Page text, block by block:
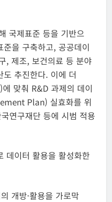
국제표준 등을 기반으
준을 구축하고, 공공데이
, 제조, 보건의료 등 분야
도 추진한다. 이에 더
맞춰 R&D 과제의 데이
Plan) 실효화를 위
연구재단 등에 시범 적용
데이터 활용을 활성화한
개방·활용을 가로막